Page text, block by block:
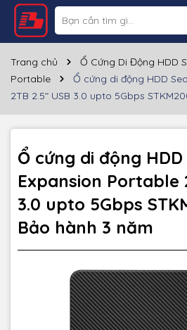
Trang chủ
Ổ Cứng Di Động HDD
Portable
Ổ cứng di động HDD
2TB 2.5" USB 3.0 upto 5Gbps
Ổ cứng di động
Expansion Portable
3.0 upto 5Gbps
Bảo hành 3 năm
Thông số kỹ thuật
Thương hiệu Seagate
Dung lượng 2TB
Tốc độ
Kích thước 207.5 × 126
Màu sắc Đen
Bảo hành 3 năm